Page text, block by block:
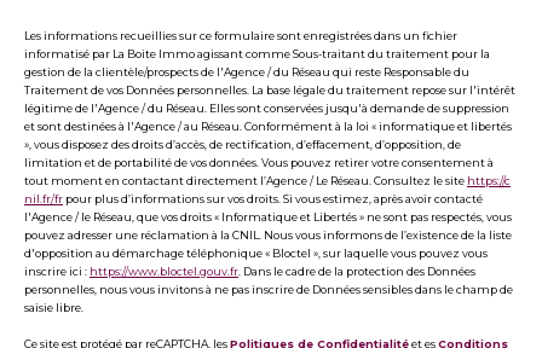
Les informations recueillies sur ce formulaire sont enregistrées dans un fichier
informatisé par La Boite Immo agissant comme Sous-traitant du traitement pour la
gestion de la clientèle/prospects de l'Agence / du Réseau qui reste Responsable du
Traitement de vos Données personnelles. La base légale du traitement repose sur l'intérêt
légitime de l'Agence / du Réseau. Elles sont conservées jusqu'à demande de suppression
et sont destinées à l'Agence / au Réseau. Conformément à la loi « informatique et libertés
», vous disposez des droits d’accès, de rectification, d’effacement, d’opposition, de
limitation et de portabilité de vos données. Vous pouvez retirer votre consentement à
tout moment en contactant directement l’Agence / Le Réseau. Consultez le site https://c
nil.fr/fr pour plus d’informations sur vos droits. Si vous estimez, après avoir contacté
l'Agence / le Réseau, que vos droits « Informatique et Libertés » ne sont pas respectés, vous
pouvez adresser une réclamation à la CNIL. Nous vous informons de l’existence de la liste
d'opposition au démarchage téléphonique « Bloctel », sur laquelle vous pouvez vous
inscrire ici : https://www.bloctel.gouv.fr . Dans le cadre de la protection des Données
personnelles, nous vous invitons à ne pas inscrire de Données sensibles dans le champ de
saisie libre.
Ce site est protégé par reCAPTCHA, lesPolitiques de Confidentialitéet esConditions